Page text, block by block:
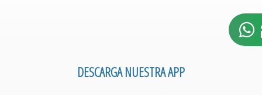
DESCARGA NUESTRA APP